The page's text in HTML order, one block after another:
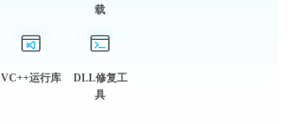
载
VC++运行库
DLL修复工
具